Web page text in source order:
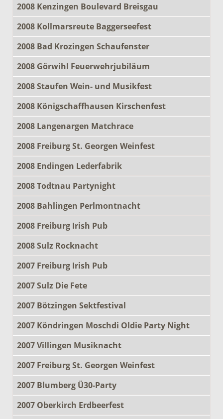
2008 Kenzingen Boulevard Breisgau
2008 Kollmarsreute Baggerseefest
2008 Bad Krozingen Schaufenster
2008 Görwihl Feuerwehrjubiläum
2008 Staufen Wein- und Musikfest
2008 Königschaffhausen Kirschenfest
2008 Langenargen Matchrace
2008 Freiburg St. Georgen Weinfest
2008 Endingen Lederfabrik
2008 Todtnau Partynight
2008 Bahlingen Perlmontnacht
2008 Freiburg Irish Pub
2008 Sulz Rocknacht
2007 Freiburg Irish Pub
2007 Sulz Die Fete
2007 Bötzingen Sektfestival
2007 Köndringen Moschdi Oldie Party Night
2007 Villingen Musiknacht
2007 Freiburg St. Georgen Weinfest
2007 Blumberg Ü30-Party
2007 Oberkirch Erdbeerfest